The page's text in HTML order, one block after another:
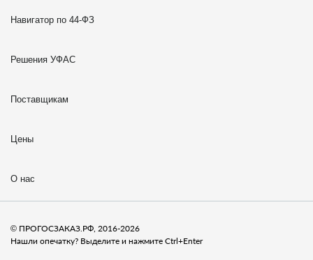
Навигатор по 44-ФЗ
Решения УФАС
Поставщикам
Цены
О нас
© ПРОГОСЗАКАЗ.РФ, 2016-2026
Нашли опечатку? Выделите и нажмите Ctrl+Enter